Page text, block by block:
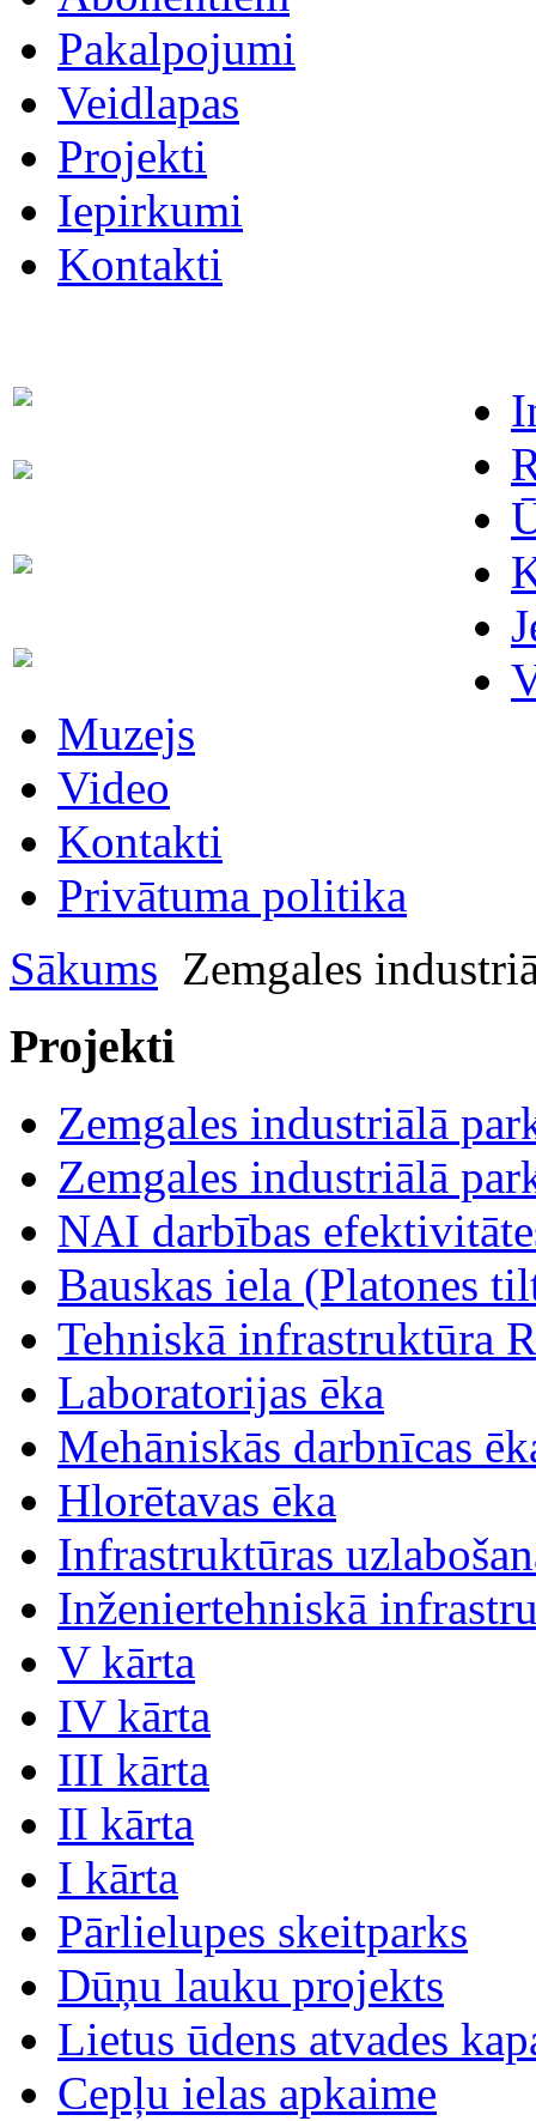
Pakalpojumi
Veidlapas
Projekti
Iepirkumi
Kontakti
63021091
63022886
63007698
Muzejs
Video
Kontakti
Privātuma politika
Sākums Zemgales
Projekti
Zemgales industriālā
Zemgales industriālā
NAI darbības
Bauskas iela (Platones
Tehniskā infrastruktūra
Laboratorijas ēka
Mehāniskās darbnīcas
Hlorētavas ēka
Infrastruktūras
Inženiertehniskā
V kārta
IV kārta
III kārta
II kārta
I kārta
Pārlielupes skeitparks
Dūņu lauku projekts
Lietus ūdens atvades
Cepļu ielas apkaime